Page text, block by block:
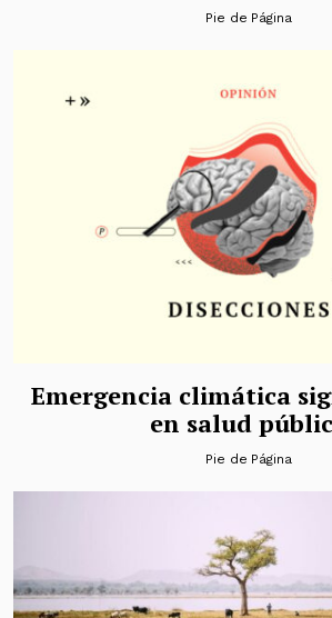
Pie de Página
Emergencia climática
en salud
Pie de Página